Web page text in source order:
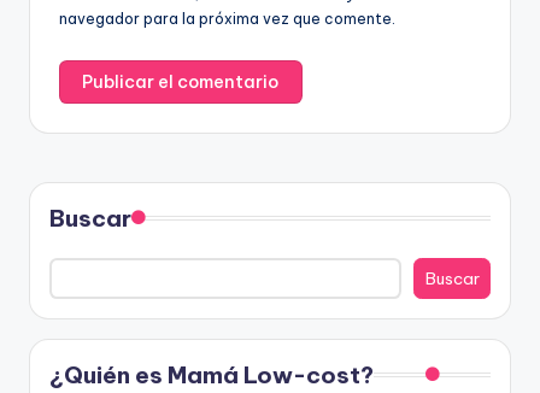
navegador para la próxima vez que comente.
Buscar
Buscar
¿Quién es Mamá Low-cost?